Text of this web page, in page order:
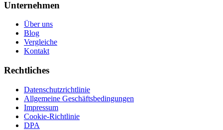
Unternehmen
Über uns
Blog
Vergleiche
Kontakt
Rechtliches
Datenschutzrichtlinie
Allgemeine Geschäftsbedingungen
Impressum
Cookie-Richtlinie
DPA